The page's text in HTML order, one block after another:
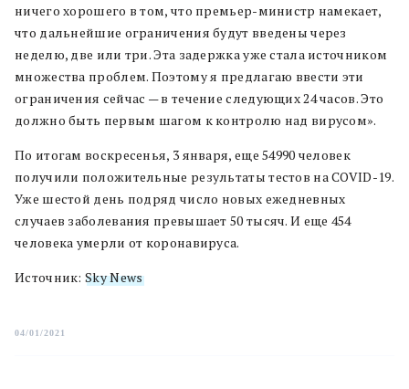
ничего хорошего в том, что премьер-министр намекает,
что дальнейшие ограничения будут введены через
неделю, две или три. Эта задержка уже стала источником
множества проблем. Поэтому я предлагаю ввести эти
ограничения сейчас — в течение следующих 24 часов. Это
должно быть первым шагом к контролю над вирусом».
По итогам воскресенья, 3 января, еще 54990 человек
получили положительные результаты тестов на COVID-19.
Уже шестой день подряд число новых ежедневных
случаев заболевания превышает 50 тысяч. И еще 454
человека умерли от коронавируса.
Источник: Sky News
04/01/2021